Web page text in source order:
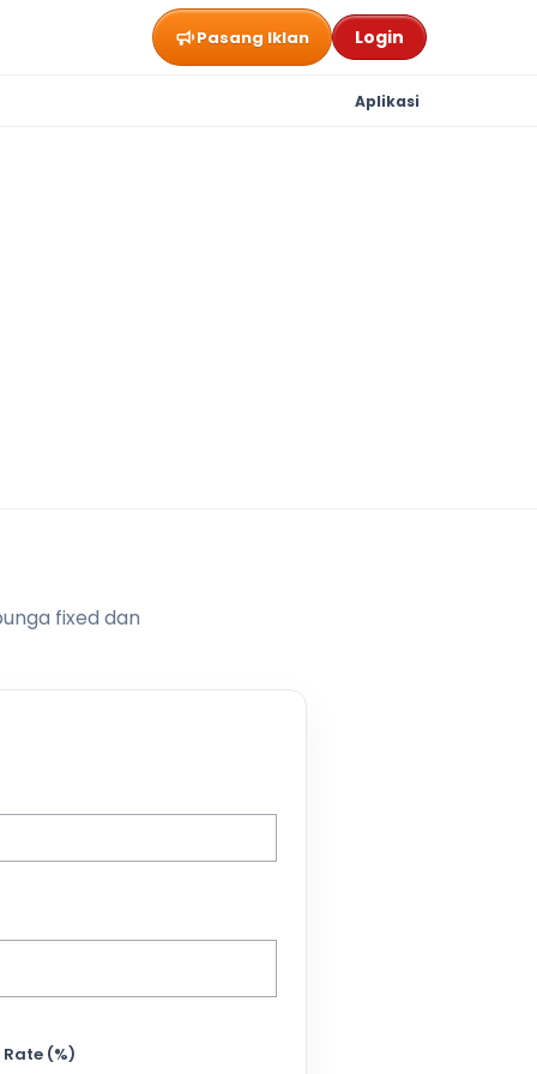
Pasang Iklan Login
Aplikasi
fixed dan
(%)